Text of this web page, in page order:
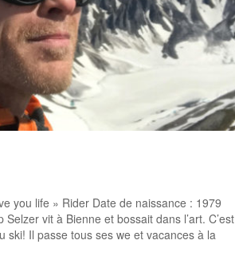
you life » Rider Date de naissance : 1979
vit à Bienne et bossait dans l’art. C’est
ski! Il passe tous ses we et vacances à la